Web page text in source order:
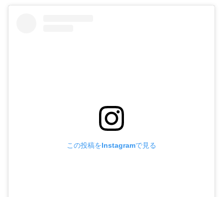
この投稿をInstagramで見る